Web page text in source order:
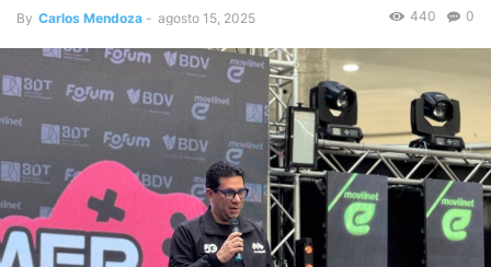
By Carlos Mendoza - agosto 15, 2025 0
440